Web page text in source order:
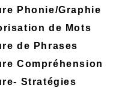
Phonie/Graphie
de Mots
de Phrases
Compréhension
Stratégies